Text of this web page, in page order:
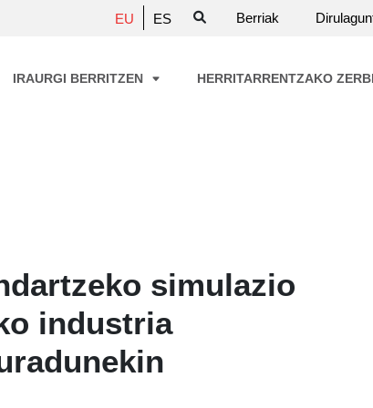
EU ES Berriak
IRAURGI BERRITZEN HERRITARRENTZAKO
simulazio
industria